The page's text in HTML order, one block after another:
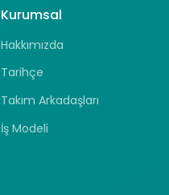
Kurumsal
Hakkımızda
Tarihçe
Takım Arkadaşları
İş Modeli